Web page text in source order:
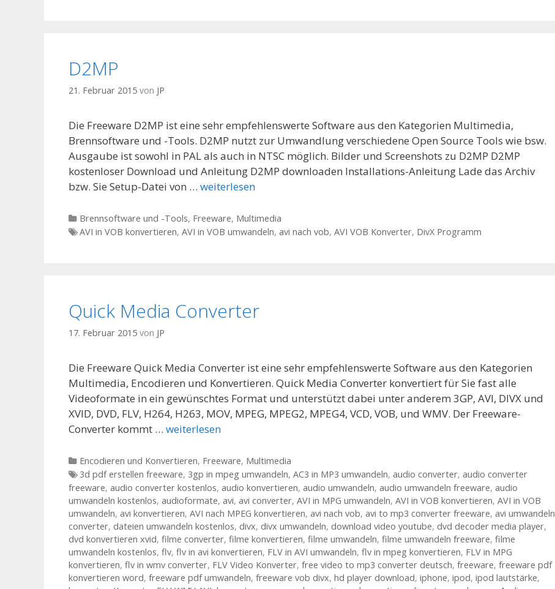
D2MP
21. Februar 2015 von JP
Die Freeware D2MP ist eine sehr empfehlenswerte Software aus den Kategorien Multimedia,
Brennsoftware und -Tools. D2MP nutzt zur Umwandlung verschiedene Open Source Tools wie bsw.
Ausgaube ist sowohl in PAL als auch in NTSC möglich. Bilder und Screenshots zu D2MP D2MP
kostenloser Download und Anleitung D2MP downloaden Installations-Anleitung Lade das Archiv
bzw. Sie Setup-Datei von … weiterlesen
Kategorien
Brennsoftware und -Tools, Freeware, Multimedia
Tags
AVI in VOB konvertieren, AVI in VOB umwandeln, avi nach vob, AVI VOB Konverter, DivX Programm
Quick Media Converter
17. Februar 2015 von JP
Die Freeware Quick Media Converter ist eine sehr empfehlenswerte Software aus den Kategorien
Multimedia, Encodieren und Konvertieren. Quick Media Converter konvertiert für Sie fast alle
Videoformate in ein gewünschtes Format und unterstützt dabei unter anderem 3GP, AVI, DIVX und
XVID, DVD, FLV, H264, H263, MOV, MPEG, MPEG2, MPEG4, VCD, VOB, und WMV. Der Freeware-
Converter kommt … weiterlesen
Kategorien
Encodieren und Konvertieren, Freeware, Multimedia
Tags
3d pdf erstellen freeware, 3gp in mpeg umwandeln, AC3 in MP3 umwandeln, audio converter, audio converter
freeware, audio converter kostenlos, audio konvertieren, audio umwandeln, audio umwandeln freeware, audio
umwandeln kostenlos, audioformate, avi, avi converter, AVI in MPG umwandeln, AVI in VOB konvertieren, AVI in VOB
umwandeln, avi konvertieren, AVI nach MPEG konvertieren, avi nach vob, avi to mp3 converter freeware, avi umwandeln
converter, dateien umwandeln kostenlos, divx, divx umwandeln, download video youtube, dvd decoder media player,
dvd konvertieren xvid, filme converter, filme konvertieren, filme umwandeln, filme umwandeln freeware, filme
umwandeln kostenlos, flv, flv in avi konvertieren, FLV in AVI umwandeln, flv in mpeg konvertieren, FLV in MPG
konvertieren, flv in wmv converter, FLV Video Konverter, free video to mp3 converter deutsch, freeware, freeware pdf
konvertieren word, freeware pdf umwandeln, freeware vob divx, hd player download, iphone, ipod, ipod lautstärke,